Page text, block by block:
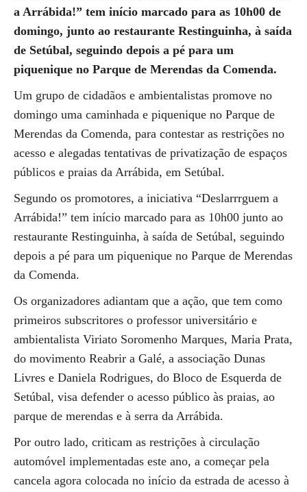
a Arrábida!” tem início marcado para as 10h00 de
domingo, junto ao restaurante Restinguinha, à saída
de Setúbal, seguindo depois a pé para um
piquenique no Parque de Merendas da Comenda.
Um grupo de cidadãos e ambientalistas promove no
domingo uma caminhada e piquenique no Parque de
Merendas da Comenda, para contestar as restrições no
acesso e alegadas tentativas de privatização de espaços
públicos e praias da Arrábida, em Setúbal.
Segundo os promotores, a iniciativa “Deslarrrguem a
Arrábida!” tem início marcado para as 10h00 junto ao
restaurante Restinguinha, à saída de Setúbal, seguindo
depois a pé para um piquenique no Parque de Merendas
da Comenda.
Os organizadores adiantam que a ação, que tem como
primeiros subscritores o professor universitário e
ambientalista Viriato Soromenho Marques, Maria Prata,
do movimento Reabrir a Galé, a associação Dunas
Livres e Daniela Rodrigues, do Bloco de Esquerda de
Setúbal, visa defender o acesso público às praias, ao
parque de merendas e à serra da Arrábida.
Por outro lado, criticam as restrições à circulação
automóvel implementadas este ano, a começar pela
cancela agora colocada no início da estrada de acesso à